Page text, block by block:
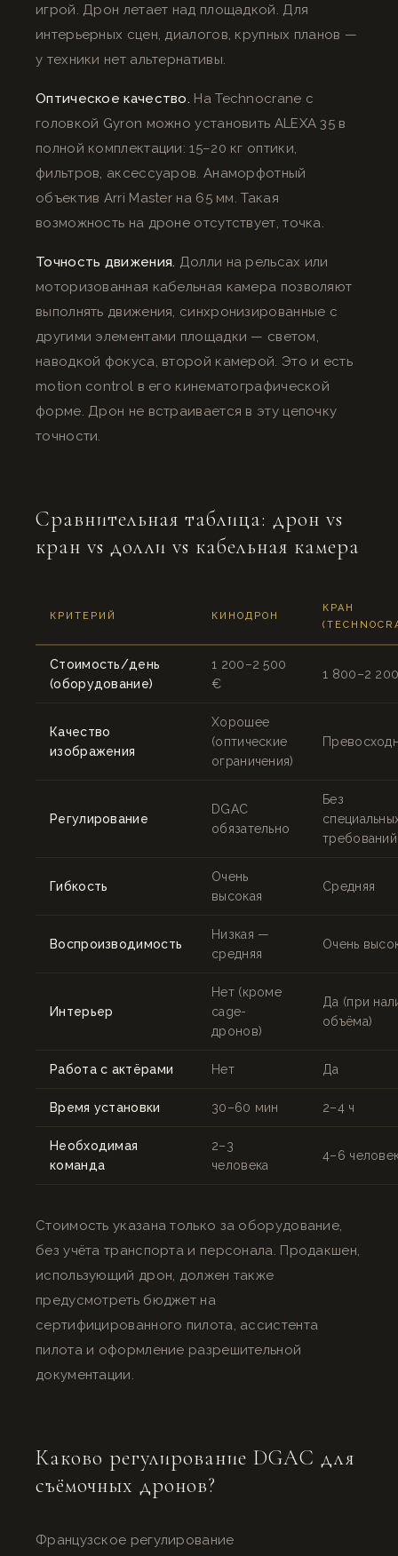
игрой. Дрон летает над площадкой. Для
интерьерных сцен, диалогов, крупных планов —
у техники нет альтернативы.
Оптическое качество. На Technocrane с
головкой Gyron можно установить ALEXA 35 в
полной комплектации: 15–20 кг оптики,
фильтров, аксессуаров. Анаморфотный
объектив Arri Master на 65 мм. Такая
возможность на дроне отсутствует, точка.
Точность движения. Долли на рельсах или
моторизованная кабельная камера позволяют
выполнять движения, синхронизированные с
другими элементами площадки — светом,
наводкой фокуса, второй камерой. Это и есть
motion control в его кинематографической
форме. Дрон не встраивается в эту цепочку
точности.
Сравнительная таблица: дрон vs
кран vs долли vs кабельная камера
КРИТЕРИЙ КИНОДРОН
КРАН
Стоимость/день
(оборудование)
1 200–2 500
€
1 800–2
Качество
изображения
Хорошее
(оптические
ограничения)
Регулирование
DGAC
обязательно
Без
требований
Гибкость
Очень
высокая
Средняя
Воспроизводимость
Низкая —
средняя
Очень
Интерьер
Нет (кроме
cage-
дронов)
Да (при
объёма)
Работа с актёрами Нет Да
Время установки 30–60 мин 2–4 ч
Необходимая
команда
2–3
человека
4–6
Стоимость указана только за оборудование,
без учёта транспорта и персонала. Продакшен,
использующий дрон, должен также
предусмотреть бюджет на
сертифицированного пилота, ассистента
пилота и оформление разрешительной
документации.
Каково регулирование DGAC для
съёмочных дронов?
Французское регулирование